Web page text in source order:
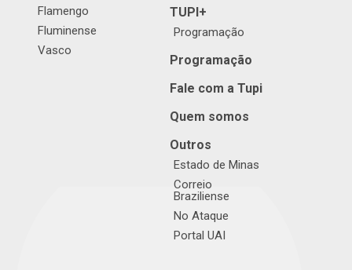
Flamengo
Fluminense
Vasco
TUPI+
Programação
Programação
Fale com a Tupi
Quem somos
Outros
Estado de Minas
Correio
Braziliense
No Ataque
Portal UAI